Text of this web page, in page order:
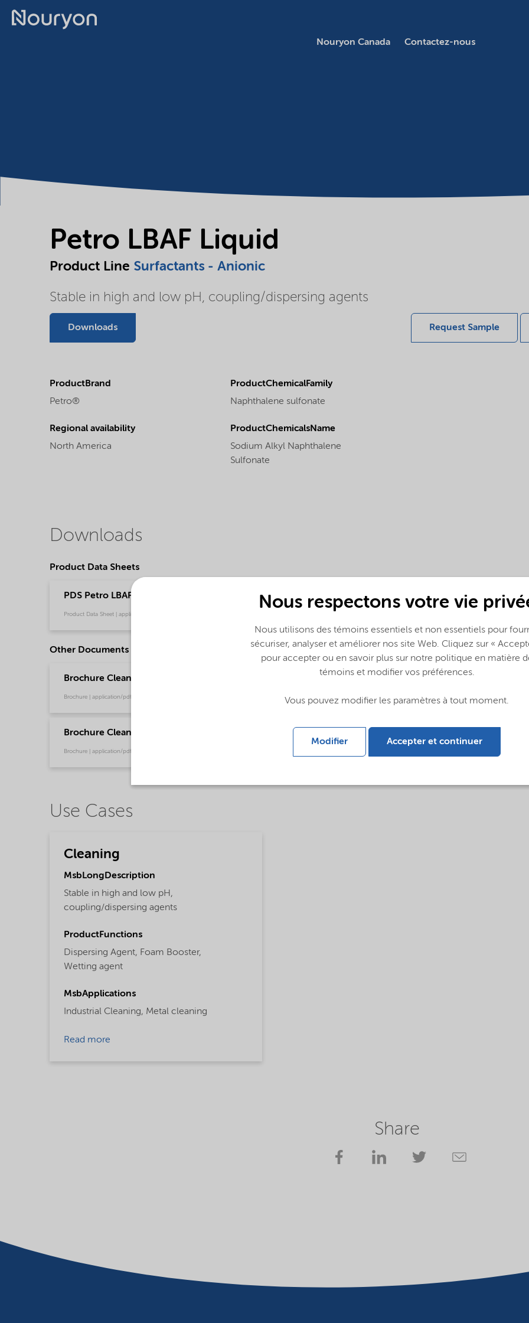
Nouryon Canada Contactez-nous
Petro LBAF Liquid
Product Line Surfactants - Anionic
Stable in high and low pH, coupling/dispersing agents
Downloads Request Sample
ProductBrand
Petro®
ProductChemicalFamily
Naphthalene sulfonate
Regional availability
North America
ProductChemicalsName
Sodium Alkyl Naphthalene
Sulfonate
Downloads
Product Data Sheets
PDS Petro LBAF Liquid (English)
Product Data Sheet | application/pdf (32,2 KB) | English
Other Documents
Brochure Cleaning - EMEA product catalog (English)
Brochure | application/pdf (13 MB) | English
Brochure Cleaning - North America product catalog (English)
Brochure | application/pdf (13,7 MB) | English
Use Cases
Cleaning
MsbLongDescription
Stable in high and low pH,
coupling/dispersing agents
ProductFunctions
Dispersing Agent, Foam Booster,
Wetting agent
MsbApplications
Industrial Cleaning, Metal cleaning
Read more
Share
Nous respectons votre vie
Nous utilisons des témoins essentiels et non essentiels pour
sécuriser, analyser et améliorer nos site Web. Cliquez sur «
pour accepter ou en savoir plus sur notre politique en matière
témoins et modifier vos préférences.
Vous pouvez modifier les paramètres à tout moment.
Modifier Accepter et continuer